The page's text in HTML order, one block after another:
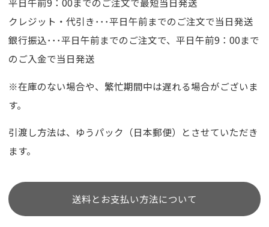
クレジット・代引き･･･平日午前までのご注文で当日発送
銀行振込･･･平日午前までのご注文で、平日午前9：00まで
のご入金で当日発送
※在庫のない場合や、繁忙期間中は遅れる場合がございま
す。
引渡し方法は、ゆうパック（日本郵便）とさせていただき
ます。
送料とお支払い方法について